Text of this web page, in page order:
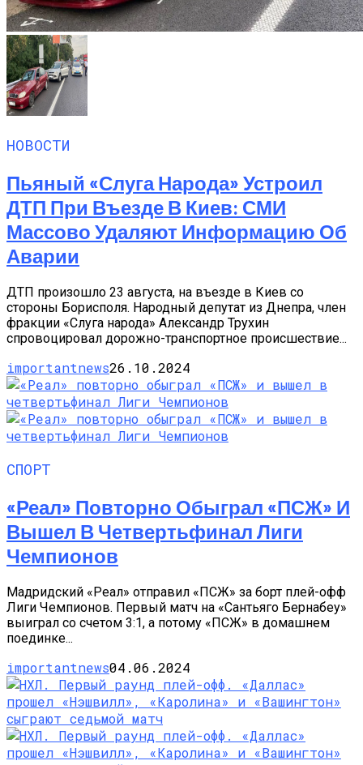
НОВОСТИ
Пьяный «слуга Народа» Устроил
ДТП При Въезде В Киев: СМИ
Массово Удаляют Информацию Об
Аварии
ДТП произошло 23 августа, на въезде в Киев со
стороны Борисполя. Народный депутат из Днепра, член
фракции «Слуга народа» Александр Трухин
спровоцировал дорожно-транспортное происшествие...
importantnews26.10.2024
СПОРТ
«Реал» Повторно Обыграл «ПСЖ» И
Вышел В Четвертьфинал Лиги
Чемпионов
Мадридский «Реал» отправил «ПСЖ» за борт плей-офф
Лиги Чемпионов. Первый матч на «Сантьяго Бернабеу»
выиграл со счетом 3:1, а потому «ПСЖ» в домашнем
поединке...
importantnews04.06.2024